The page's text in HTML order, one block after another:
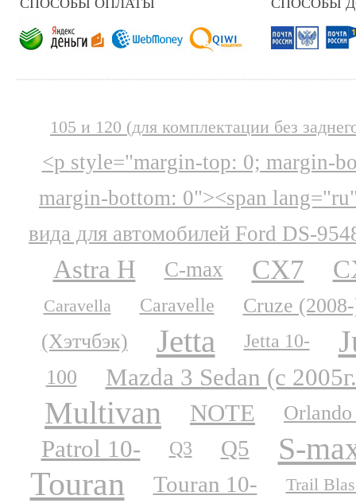
СПОСОБЫ ОПЛАТЫ СПОСОБЫ
105 и 120 (для комплектации без
<p style="margin-top: 0; margin-
margin-bottom: 0"><span
вида для автомобилей Ford DS-
Astra H C-max CX7
Caravella Caravelle
Cruze
(Хэтчбэк)
Jetta Jetta 10-
100 Mazda 3 Sedan (с
Multivan NOTE
Patrol 10- Q3 Q5 S-
Touran Touran 10- Trail